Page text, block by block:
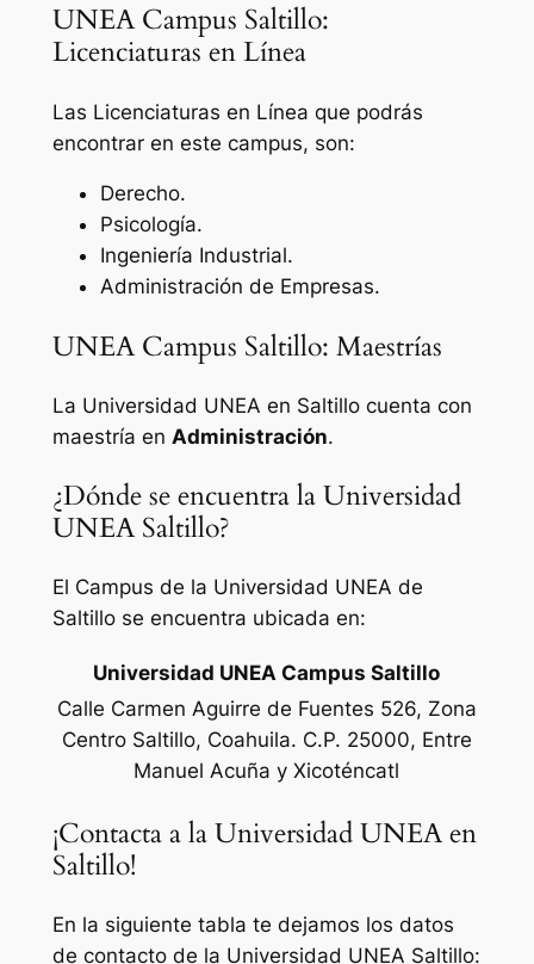
UNEA Campus Saltillo:
Licenciaturas en Línea
Las Licenciaturas en Línea que podrás
encontrar en este campus, son:
Derecho.
Psicología.
Ingeniería Industrial.
Administración de Empresas.
UNEA Campus Saltillo: Maestrías
La Universidad UNEA en Saltillo cuenta con
maestría en Administración.
¿Dónde se encuentra la Universidad
UNEA Saltillo?
El Campus de la Universidad UNEA de
Saltillo se encuentra ubicada en:
Universidad UNEA Campus Saltillo
Calle Carmen Aguirre de Fuentes 526, Zona
Centro Saltillo, Coahuila. C.P. 25000, Entre
Manuel Acuña y Xicoténcatl
¡Contacta a la Universidad UNEA en
Saltillo!
En la siguiente tabla te dejamos los datos
de contacto de la Universidad UNEA Saltillo: